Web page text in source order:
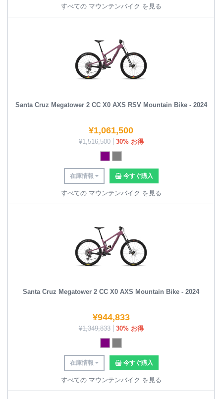
すべての マウンテンバイク を見る
Santa Cruz Megatower 2 CC X0 AXS RSV Mountain Bike - 2024
¥1,061,500
¥1,516,500 30% お得
在庫情報 今すぐ購入
すべての マウンテンバイク を見る
Santa Cruz Megatower 2 CC X0 AXS Mountain Bike - 2024
¥944,833
¥1,349,833 30% お得
在庫情報 今すぐ購入
すべての マウンテンバイク を見る